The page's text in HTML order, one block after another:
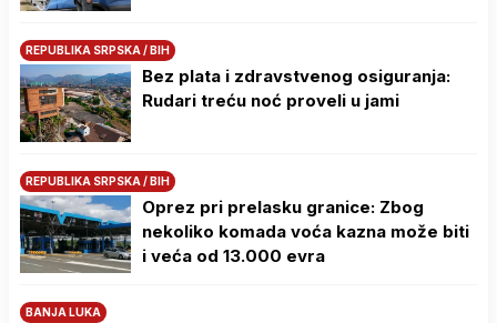
REPUBLIKA SRPSKA / BIH
Bez plata i zdravstvenog osiguranja:
Rudari treću noć proveli u jami
REPUBLIKA SRPSKA / BIH
Oprez pri prelasku granice: Zbog
nekoliko komada voća kazna može biti
i veća od 13.000 evra
BANJA LUKA